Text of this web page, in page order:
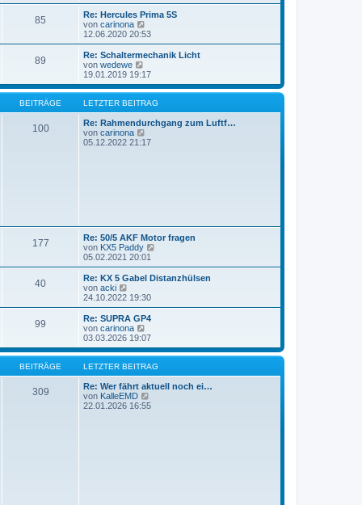
u
e
t
B
e
i
t
r
a
85
Re: Hercules Prima 5S
von carinona
e
u
e
t
r
B
e
i
r
12.06.2020 20:53
89
Re: Schaltermechanik Licht
von wedewe
e
u
e
s
t
e
r
B
19.01.2019 19:17
BEITRÄGE LETZTER BEITRAG
100
Re: Rahmendurchgang zum Luftf…
von carinona
e
i
t
r
a
g
05.12.2022 21:17
177
Re: 50/5 AKF Motor fragen
von KX5 Paddy
u
e
t
r
a
05.02.2021 20:01
40
Re: KX 5 Gabel Distanzhülsen
von acki
e
u
e
s
t
r
B
e
i
t
r
24.10.2022 19:30
99
Re: SUPRA GP4
von carinona
e
u
e
s
t
e
r
B
03.03.2026 19:07
BEITRÄGE LETZTER BEITRAG
309
Re: Wer fährt aktuell noch ei…
von KalleEMD
e
22.01.2026 16:55